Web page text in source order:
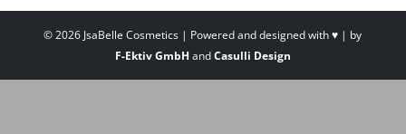
©2026 JsaBelle Cosmetics | Powered and designed with ♥ | by
F-Ektiv GmbH andCasulli Design